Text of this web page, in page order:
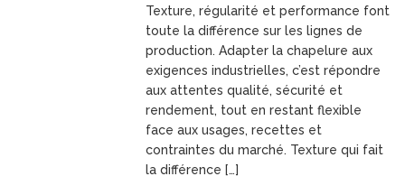
Texture, régularité et performance font
toute la différence sur les lignes de
production. Adapter la chapelure aux
exigences industrielles, c’est répondre
aux attentes qualité, sécurité et
rendement, tout en restant flexible
face aux usages, recettes et
contraintes du marché. Texture qui fait
la différence […]